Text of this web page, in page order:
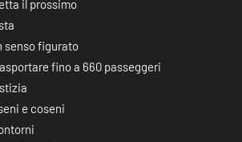
il prossimo
senso figurato
fino a 660 passeggeri
e coseni